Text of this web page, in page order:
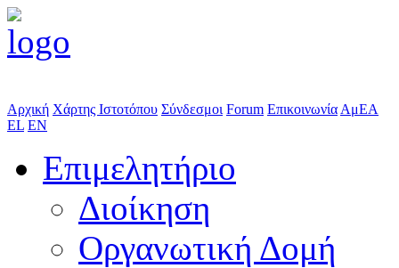
Αρχική Χάρτης Ιστοτόπου Σύνδεσμοι Forum Επικοινωνία ΑμΕΑ
EL EN
Επιμελητήριο
Διοίκηση
Οργανωτική Δομή